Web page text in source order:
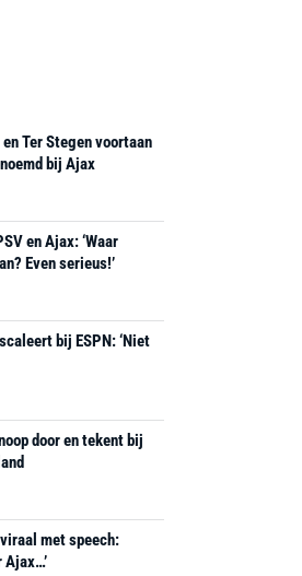
Ter Stegen voortaan
bij Ajax
en Ajax: ‘Waar
Even serieus!’
bij ESPN: ‘Niet
door en tekent bij
met speech:
Ajax…’